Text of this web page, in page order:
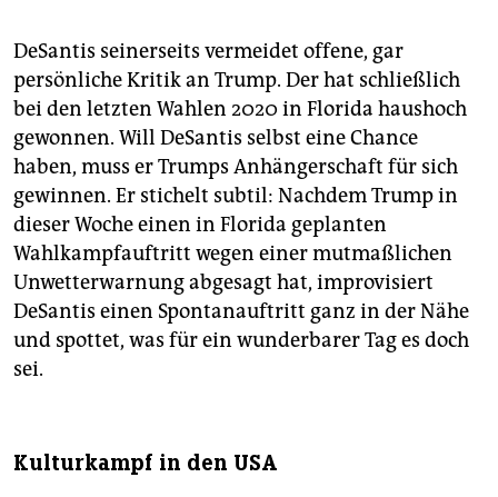
DeSantis seinerseits vermeidet offene, gar
persönliche Kritik an Trump. Der hat schließlich
bei den letzten Wahlen 2020 in Florida haushoch
gewonnen. Will DeSantis selbst eine Chance
haben, muss er Trumps Anhängerschaft für sich
gewinnen. Er stichelt subtil: Nachdem Trump in
dieser Woche einen in Florida geplanten
Wahlkampfauftritt wegen einer mutmaßlichen
Unwetterwarnung abgesagt hat, improvisiert
DeSantis einen Spontanauftritt ganz in der Nähe
und spottet, was für ein wunderbarer Tag es doch
sei.
Kulturkampf in den USA